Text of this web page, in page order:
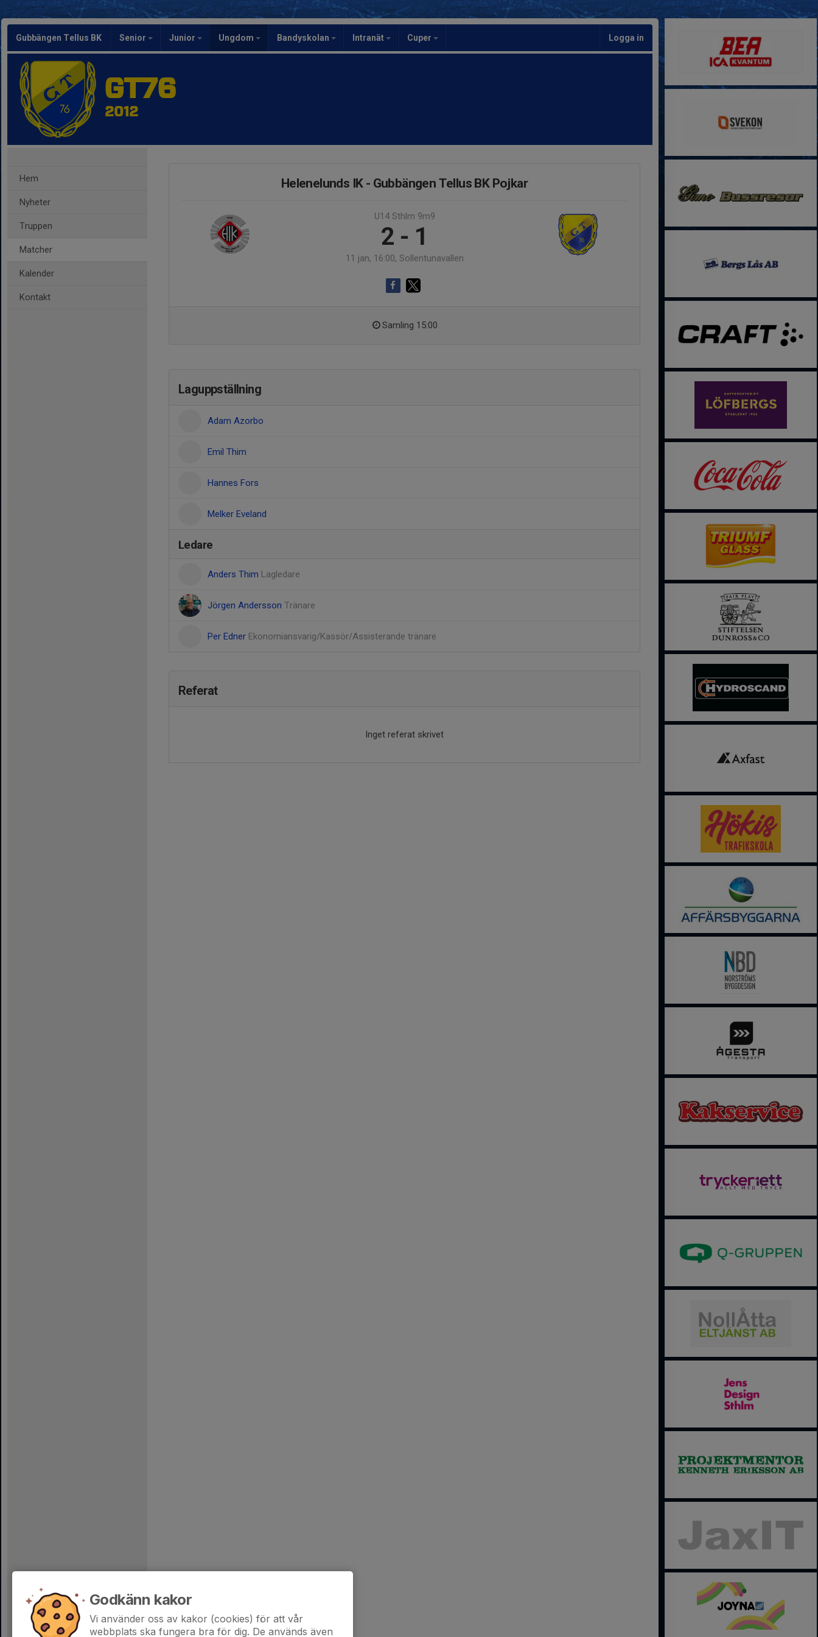
Gubbängen Tellus BK Senior Junior Ungdom Bandyskolan Intranät Cuper Logga in
GT76
2012
Hem
Nyheter
Truppen
Matcher
Kalender
Kontakt
Helenelunds IK - Gubbängen Tellus BK Pojkar
U14 Sthlm 9m9
2 - 1
11 jan, 16:00, Sollentunavallen
Samling 15:00
Laguppställning
Adam Azorbo
Emil Thim
Hannes Fors
Melker Eveland
Ledare
Anders Thim Lagledare
Jörgen Andersson Tränare
Per Edner Ekonomiansvarig/Kassör/Assisterande tränare
Referat
Inget referat skrivet
Godkänn kakor
Vi använder oss av kakor (cookies) för att vår
webbplats ska fungera bra för dig. De används även